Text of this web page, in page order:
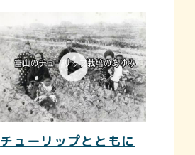
チューリップとともに